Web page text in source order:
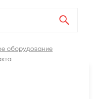
оборудование